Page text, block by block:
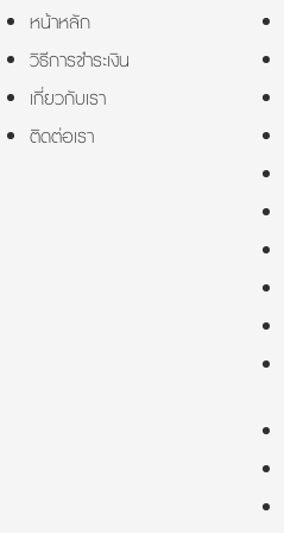
หน้าหลัก
วิธีการชำระเงิน
เกี่ยวกับเรา
ติดต่อเรา